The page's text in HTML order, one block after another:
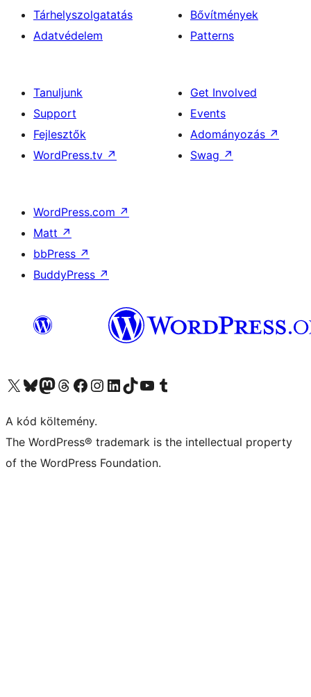
Tárhelyszolgatatás
Adatvédelem
Bővítmények
Patterns
Tanuljunk
Support
Fejlesztők
WordPress.tv ↗
Get Involved
Events
Adományozás ↗
Swag ↗
WordPress.com ↗
Matt ↗
bbPress ↗
BuddyPress ↗
Visit our X (formerly Twitter) account
Visit our Bluesky account
Twitter csatornánk
Visit our Threads account
Facebook oldalunk megtekintése
Visit our Instagram account
Visit our LinkedIn account
Visit our TikTok account
Visit our YouTube channel
Visit our Tumblr account
A kód költemény.
The WordPress® trademark is the intellectual property
of the WordPress Foundation.